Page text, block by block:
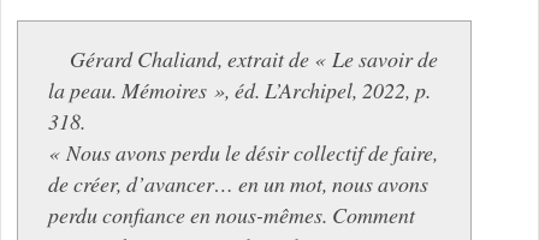
Gérard Chaliand, extrait de « Le savoir de
la peau. Mémoires », éd. L’Archipel, 2022, p.
318.
« Nous avons perdu le désir collectif de faire,
de créer, d’avancer… en un mot, nous avons
perdu confiance en nous-mêmes. Comment